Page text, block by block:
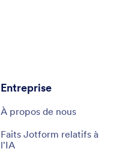
Entreprise
À propos de nous
Faits Jotform relatifs à
l'IA